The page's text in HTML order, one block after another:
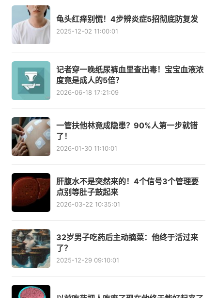
龟头红痒别慌！4步辨炎症5招彻底防复发
2025-12-02 11:00:01
记者穿一晚纸尿裤血里查出毒！宝宝血液浓
度竟是成人的5倍？
2026-06-18 17:21:09
一管扶他林竟成隐患？90%人第一步就错
了！
2026-01-30 11:10:01
肝腹水不是突然来的！4个信号3个管理要
点别等肚子鼓起来
2026-03-22 10:35:01
32岁男子吃药后主动摘菜：他终于活过来
了？
2025-12-29 09:10:01